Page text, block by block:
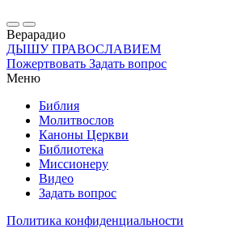
Верарадио
ДЫШУ ПРАВОСЛАВИЕМ
Пожертвовать Задать вопрос
Меню
Библия
Молитвослов
Каноны Церкви
Библиотека
Миссионеру
Видео
Задать вопрос
Политика конфиденциальности